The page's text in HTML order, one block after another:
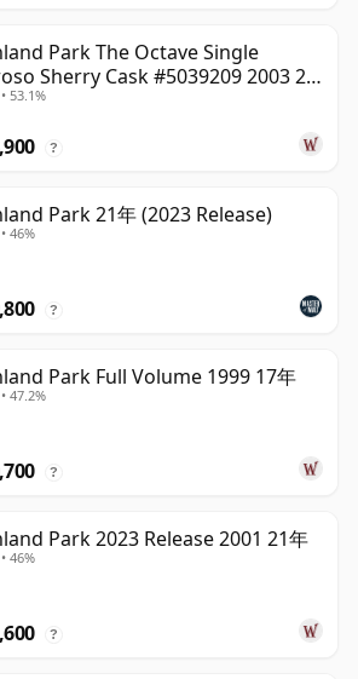
Park The Octave Single
Sherry Cask #5039209 2003 22
53.1%
?
Park 21年 (2023 Release)
46%
?
Park Full Volume 1999 17年
47.2%
?
Park 2023 Release 2001 21年
46%
?